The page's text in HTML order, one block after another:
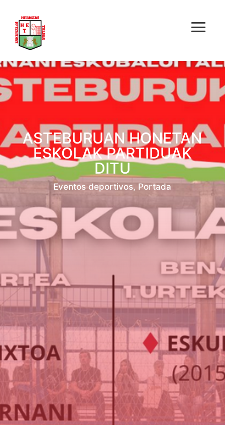
ASTEBURUAN HONETAN
ESKOLAK PARTIDUAK
DITU
Eventos deportivos, Portada